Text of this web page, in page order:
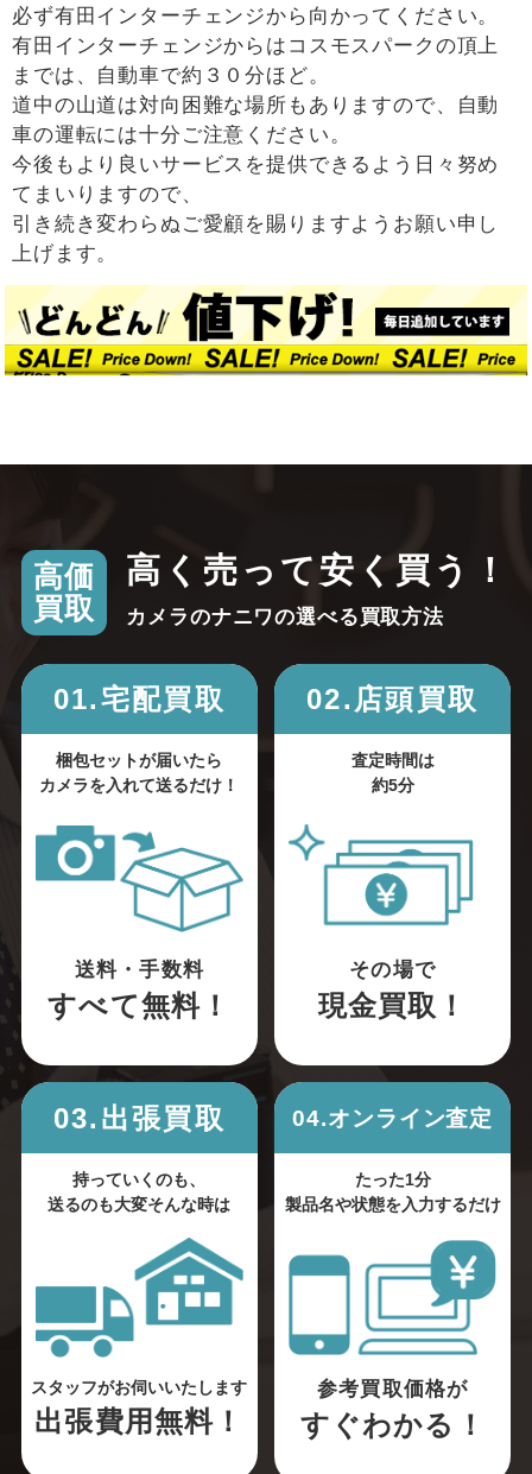
必ず有田インターチェンジから向かってください。
有田インターチェンジからはコスモスパークの頂上
までは、自動車で約３０分ほど。
道中の山道は対向困難な場所もありますので、自動
車の運転には十分ご注意ください。
今後もより良いサービスを提供できるよう日々努め
てまいりますので、
引き続き変わらぬご愛顧を賜りますようお願い申し
上げます。
高価
買取
高く売って安く買う！
カメラのナニワの選べる買取方法
01.宅配買取
梱包セットが届いたら
カメラを入れて送るだけ！
送料・手数料
すべて無料！
02.店頭買取
査定時間は
約5分
その場で
現金買取！
03.出張買取
持っていくのも、
送るのも大変そんな時は
スタッフがお伺いいたします
出張費用無料！
04.オンライン査定
たった1分
製品名や状態を入力するだけ
参考買取価格が
すぐわかる！